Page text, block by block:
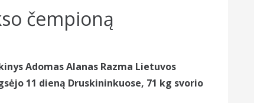
čempioną
Adomas Alanas Razma Lietuvos
11 dieną Druskininkuose, 71 kg svorio